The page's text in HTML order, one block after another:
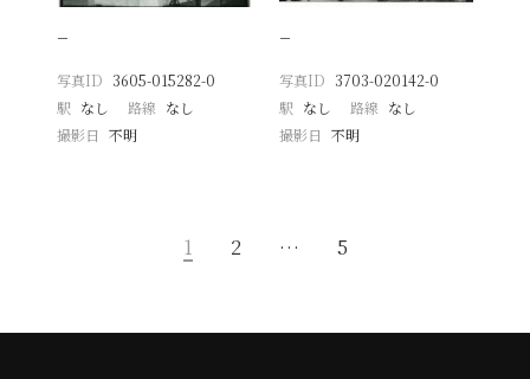
−
写真ID 3605-015282-0
駅 なし 路線 なし
撮影日
不明
−
写真ID 3703-020142-0
駅 なし 路線 なし
撮影日 不明
1 2 … 5